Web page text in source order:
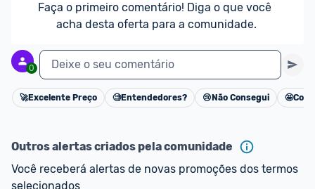
Faça o primeiro comentário! Diga o que você
acha desta oferta para a comunidade.
0 Deixe o seu comentário
Cancelar
🚀Excelente Preço 🧐Entendedores? 😢 Não Consegui 🤩
Outros alertas criados pela comunidade
Você receberá alertas de novas promoções dos termos
selecionados